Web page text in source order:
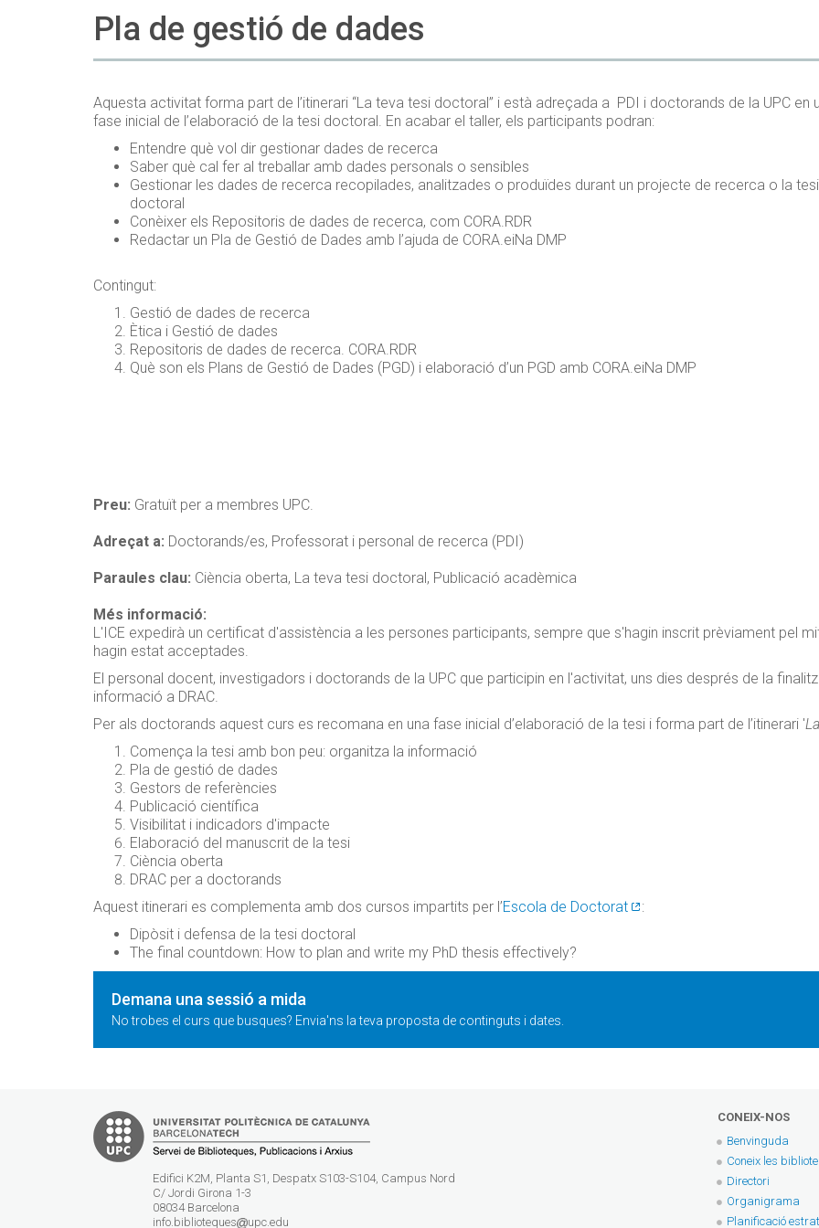
Pla de gestió de dades
Aquesta activitat forma part de l’itinerari “La teva tesi doctoral” i està adreçada a PDI i doctorands de la UPC en
fase inicial de l’elaboració de la tesi doctoral. En acabar el taller, els participants podran:
Entendre què vol dir gestionar dades de recerca
Saber què cal fer al treballar amb dades personals o sensibles
Gestionar les dades de recerca recopilades, analitzades o produïdes durant un projecte de recerca o la tesi
doctoral
Conèixer els Repositoris de dades de recerca, com CORA.RDR
Redactar un Pla de Gestió de Dades amb l’ajuda de CORA.eiNa DMP
Contingut:
Gestió de dades de recerca
Ètica i Gestió de dades
Repositoris de dades de recerca. CORA.RDR
Què son els Plans de Gestió de Dades (PGD) i elaboració d’un PGD amb CORA.eiNa DMP
Preu: Gratuït per a membres UPC.
Adreçat a: Doctorands/es, Professorat i personal de recerca (PDI)
Paraules clau: Ciència oberta, La teva tesi doctoral, Publicació acadèmica
Més informació:
L'ICE expedirà un certificat d'assistència a les persones participants, sempre que s'hagin inscrit prèviament pel
hagin estat acceptades.
El personal docent, investigadors i doctorands de la UPC que participin en l'activitat, uns dies després de la
informació a DRAC.
Per als doctorands aquest curs es recomana en una fase inicial d’elaboració de la tesi i forma part de l’itinerari '
Comença la tesi amb bon peu: organitza la informació
Pla de gestió de dades
Gestors de referències
Publicació científica
Visibilitat i indicadors d'impacte
Elaboració del manuscrit de la tesi
Ciència oberta
DRAC per a doctorands
Aquest itinerari es complementa amb dos cursos impartits per l’Escola de Doctorat
:
Dipòsit i defensa de la tesi doctoral
The final countdown: How to plan and write my PhD thesis effectively?
Demana una sessió a mida
No trobes el curs que busques? Envia'ns la teva proposta de continguts i dates.
Edifici K2M, Planta S1, Despatx S103-S104, Campus Nord
C/ Jordi Girona 1-3
08034 Barcelona
info.biblioteques
upc.edu
CONEIX-NOS
Benvinguda
Coneix les
Directori
Organigrama
Planificació